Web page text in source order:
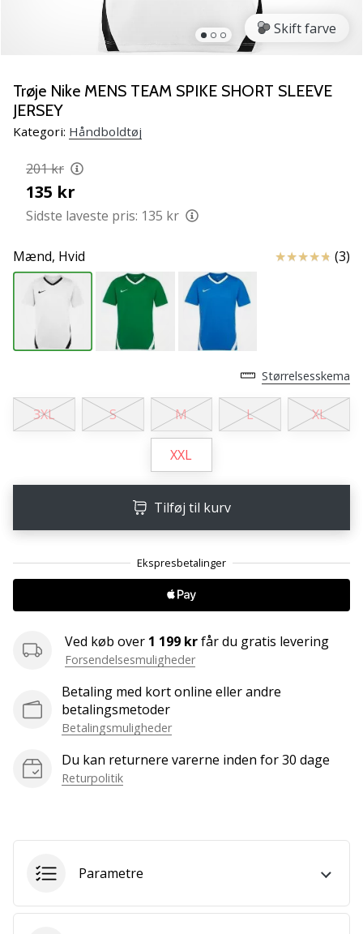
de
nye
PUMA
Accelerate
SQD
håndboldsko
Oplev
tekniske
og
find
om
det
2 min. Læsning
Bliv
vores
ambassadør
Har
du
samme
hobby
Så
lad
sammen.
Vis alle
Skift farve
Trøje Nike MENS TEAM SPIKE SHORT SLEEVE
JERSEY
Kategori: Håndboldtøj
201 kr
135 kr
Sidste laveste pris: 135 kr
Mænd, Hvid Anmeldelser
(3)
Størrelsesskema
3XL S M L XL
XXL
Tilføj til kurv
Ved køb over 1 199 krfår du gratis levering
Forsendelsesmuligheder
Betaling med kort online eller andre
betalingsmetoder
Betalingsmuligheder
Du kan returnere varerne inden for 30 dage
Returpolitik
Parametre